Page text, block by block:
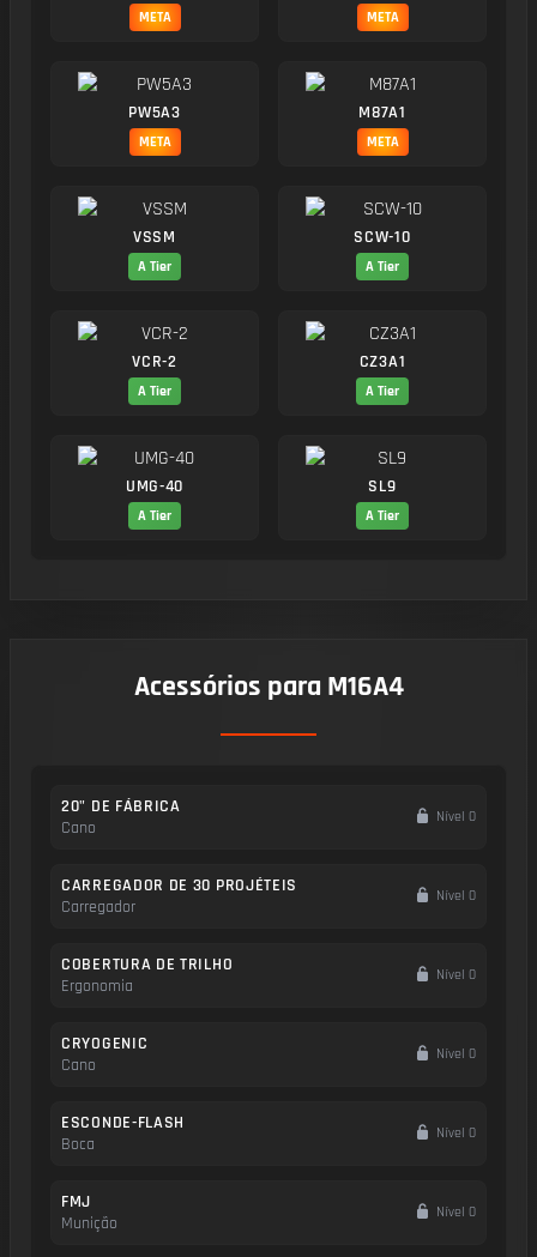
META META
PW5A3
META
M87A1
META
VSSM
A Tier
SCW-10
A Tier
VCR-2
A Tier
CZ3A1
A Tier
UMG-40
A Tier
SL9
A Tier
Acessórios para M16A4
20" DE FÁBRICA
Cano
Nível 0
CARREGADOR DE 30 PROJÉTEIS
Carregador
Nível 0
COBERTURA DE TRILHO
Ergonomia
Nível 0
CRYOGENIC
Cano
Nível 0
ESCONDE-FLASH
Boca
Nível 0
FMJ
Munição
Nível 0